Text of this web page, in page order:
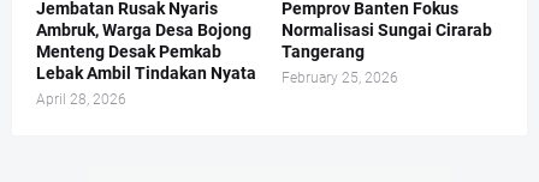
Jembatan Rusak Nyaris
Ambruk, Warga Desa Bojong
Menteng Desak Pemkab
Lebak Ambil Tindakan Nyata
April 28, 2026
Pemprov Banten Fokus
Normalisasi Sungai Cirarab
Tangerang
February 25, 2026